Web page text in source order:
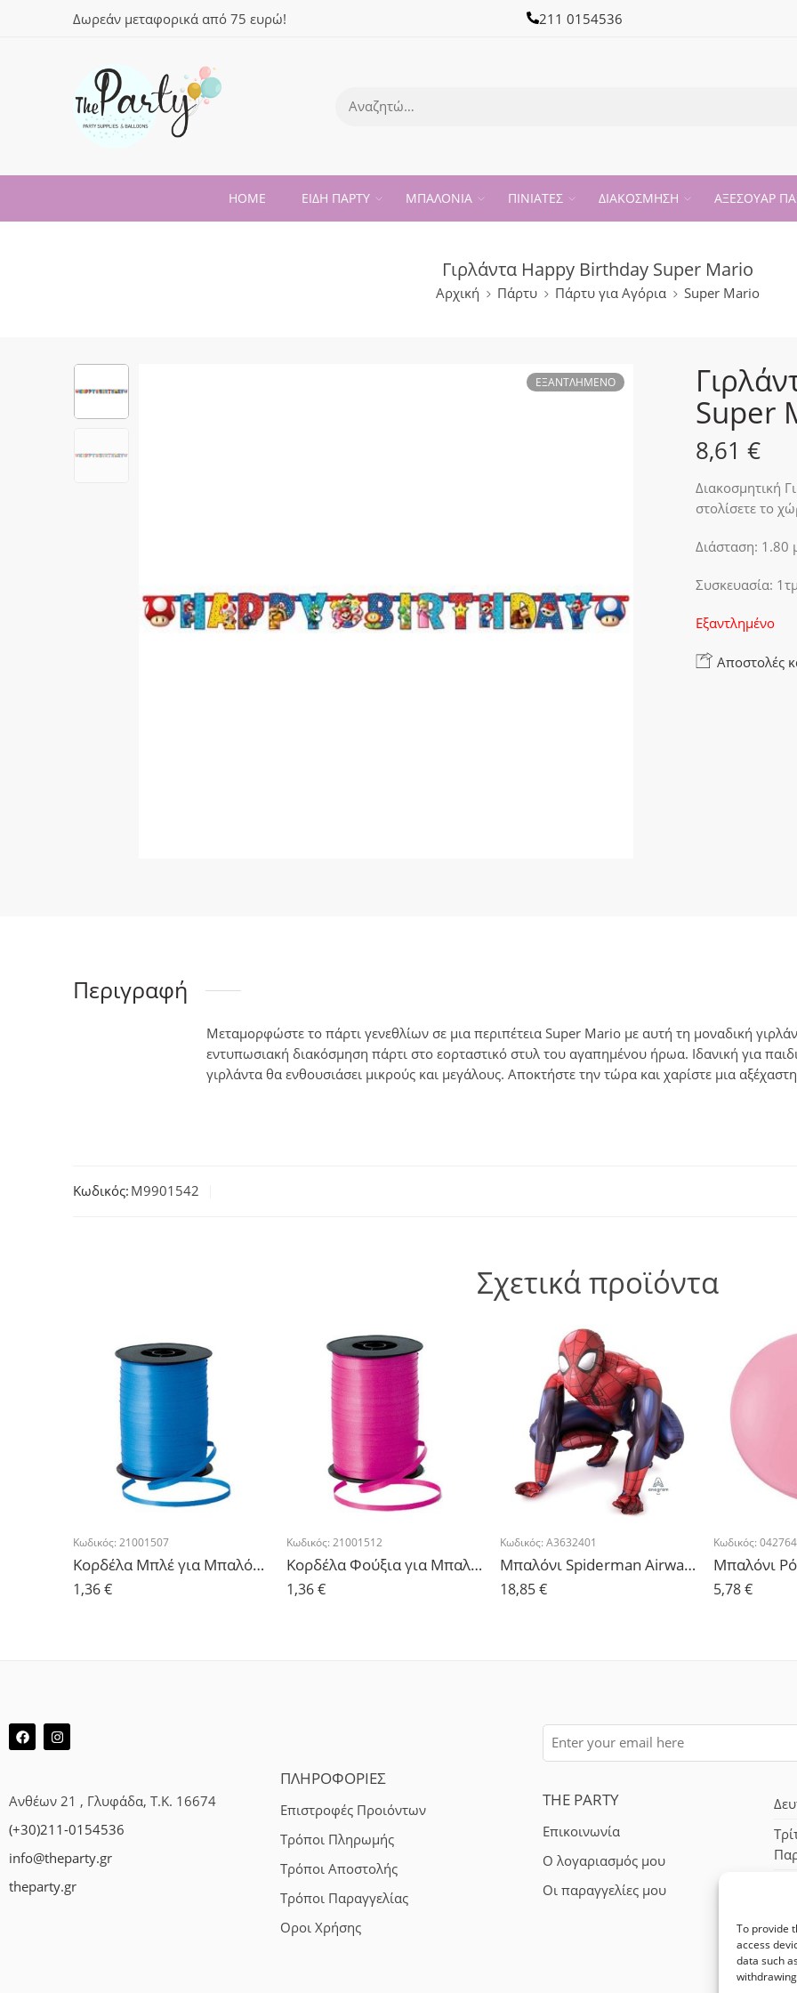
To provide
access
data such
Δωρεάν μεταφορικά από 75 ευρώ! 211 0154536
HOME ΕΙΔΗ ΠΑΡΤΥ ΜΠΑΛΟΝΙΑ ΠΙΝΙΑΤΕΣ ΔΙΑΚΟΣΜΗΣΗ ΑΞΕΣΟΥΑΡ
Γιρλάντα Happy Birthday Super Mario
Αρχική Πάρτυ Πάρτυ για Αγόρια Super Mario
ΕΞΑΝΤΛΗΜΈΝΟ
Super
8,61 €
Διακοσμητική
στολίσετε το
Διάσταση: 1.80
Συσκευασία:
Εξαντλημένο
Αποστολές
Περιγραφή
Μεταμορφώστε το πάρτι γενεθλίων σε μια περιπέτεια Super Mario με αυτή τη μοναδική
εντυπωσιακή διακόσμηση πάρτι στο εορταστικό στυλ του αγαπημένου ήρωα. Ιδανική για
γιρλάντα θα ενθουσιάσει μικρούς και μεγάλους. Αποκτήστε την τώρα και χαρίστε μια
Κωδικός: M9901542
Σχετικά προϊόντα
Κωδικός: 21001507
Κορδέλα Μπλέ για Μπαλόνια 500μ
1,36€
Κωδικός: 21001512
Κορδέλα Φούξια για Μπαλόνια 500μ
1,36€
Κωδικός: A3632401
Μπαλόνι Spiderman Airwalker 91cm x 91cm
18,85€
Κωδικός:
Μπαλόνι
5,78€
Ανθέων 21 , Γλυφάδα, Τ.Κ. 16674
(+30)211-0154536
info@theparty.gr
theparty.gr
ΠΛΗΡΟΦΟΡΙΕΣ
Επιστροφές Προιόντων
Τρόποι Πληρωμής
Τρόποι Αποστολής
Τρόποι Παραγγελίας
Οροι Χρήσης
THE PARTY
Επικοινωνία
Ο λογαριασμός μου
Οι παραγγελίες μου